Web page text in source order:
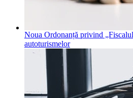
Noua Ordonanță privind
autoturismelor